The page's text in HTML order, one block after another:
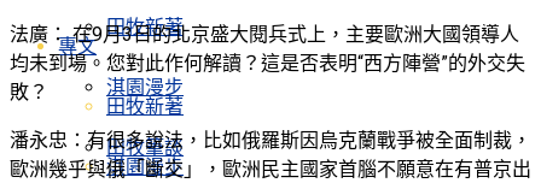
田牧新著
淇園漫步
田牧筆談
專文
田牧新著
淇園漫步
法廣： 在9月3日的北京盛大閱兵式上，主要歐洲大國領導人
均未到場。您對此作何解讀？這是否表明“西方陣營”的外交失
敗？
潘永忠：有很多說法，比如俄羅斯因烏克蘭戰爭被全面制裁，
歐洲幾乎與俄「斷交」，歐洲民主國家首腦不願意在有普京出